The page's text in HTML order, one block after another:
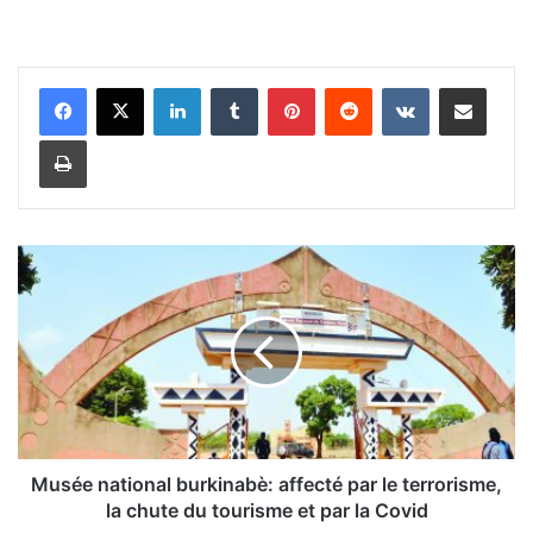
M
u
e
n
a
t
i
Musée national burkinabè: affecté par le terrorisme,
la chute du tourisme et par la Covid